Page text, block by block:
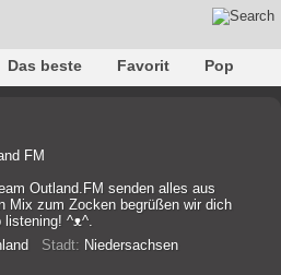
Das beste Favorit
Pop
FM
Outland.FM senden alles aus
Mix zum Zocken begrüßen wir dich
listening! ^ᴥ^.
Stadt: Niedersachsen